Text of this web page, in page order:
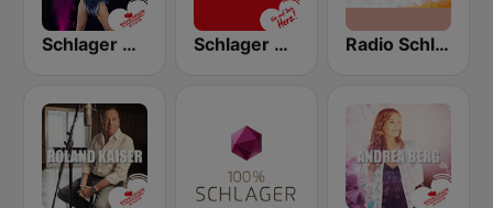
Schlager Radio - Helene Fischer Schlager Radio Radio Schlagerparadies - Schlagerparty